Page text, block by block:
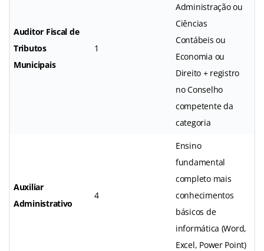
Auditor Fiscal de
Tributos
Municipais
1
Administração ou
Ciências
Contábeis ou
Economia ou
Direito + registro
no Conselho
competente da
categoria
Auxiliar
Administrativo
4
Ensino
fundamental
completo mais
conhecimentos
básicos de
informática (Word,
Excel, Power Point)